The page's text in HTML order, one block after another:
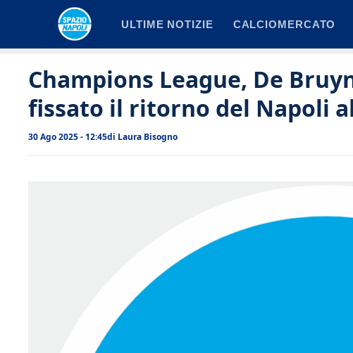
ULTIME NOTIZIE CALCIOMERCATO
Champions League, De
fissato il ritorno del Napoli
30 Ago 2025 - 12:45di Laura Bisogno